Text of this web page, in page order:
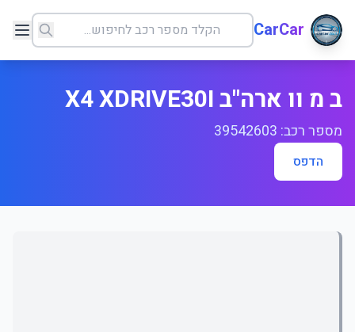
CarCar
ב מ וו ארה"ב X4 XDRIVE30I
מספר רכב: 39542603
הדפס